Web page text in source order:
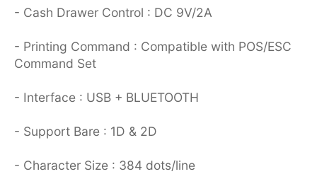
- Cash Drawer Control : DC 9V/2A
- Printing Command : Compatible with POS/ESC
Command Set
- Interface : USB + BLUETOOTH
- Support Bare : 1D & 2D
- Character Size : 384 dots/line